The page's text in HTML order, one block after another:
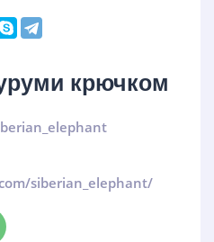
крючком
siberian_elephant/